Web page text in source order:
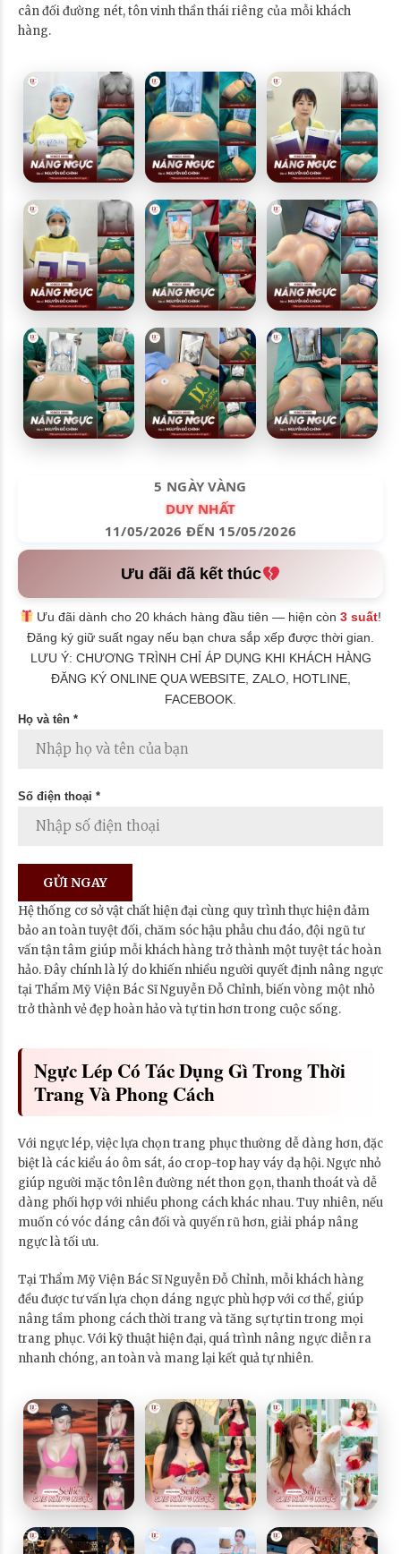
cân đối đường nét, tôn vinh thần thái riêng của mỗi khách
hàng.
5 NGÀY VÀNG
DUY NHẤT
11/05/2026 ĐẾN 15/05/2026
Ưu đãi đã kết thúc
Ưu đãi dành cho 20 khách hàng đầu tiên — hiện còn3 suất!
Đăng ký giữ suất ngay nếu bạn chưa sắp xếp được thời gian.
LƯU Ý: CHƯƠNG TRÌNH CHỈ ÁP DỤNG KHI KHÁCH HÀNG
ĐĂNG KÝ ONLINE QUA WEBSITE, ZALO, HOTLINE,
FACEBOOK.
Họ và tên *
Số điện thoại *
Hệ thống cơ sở vật chất hiện đại cùng quy trình thực hiện đảm
bảo an toàn tuyệt đối, chăm sóc hậu phẫu chu đáo, đội ngũ tư
vấn tận tâm giúp mỗi khách hàng trở thành một tuyệt tác hoàn
hảo. Đây chính là lý do khiến nhiều người quyết định nâng ngực
tại Thẩm Mỹ Viện Bác Sĩ Nguyễn Đỗ Chỉnh, biến vòng một nhỏ
trở thành vẻ đẹp hoàn hảo và tự tin hơn trong cuộc sống.
Ngực Lép Có Tác Dụng Gì Trong Thời
Trang Và Phong Cách
Với ngực lép, việc lựa chọn trang phục thường dễ dàng hơn, đặc
biệt là các kiểu áo ôm sát, áo crop-top hay váy dạ hội. Ngực nhỏ
giúp người mặc tôn lên đường nét thon gọn, thanh thoát và dễ
dàng phối hợp với nhiều phong cách khác nhau. Tuy nhiên, nếu
muốn có vóc dáng cân đối và quyến rũ hơn, giải pháp nâng
ngực là tối ưu.
Tại Thẩm Mỹ Viện Bác Sĩ Nguyễn Đỗ Chỉnh, mỗi khách hàng
đều được tư vấn lựa chọn dáng ngực phù hợp với cơ thể, giúp
nâng tầm phong cách thời trang và tăng sự tự tin trong mọi
trang phục. Với kỹ thuật hiện đại, quá trình nâng ngực diễn ra
nhanh chóng, an toàn và mang lại kết quả tự nhiên.